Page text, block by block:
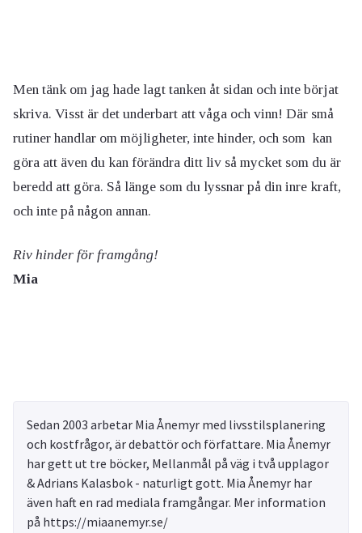
Men tänk om jag hade lagt tanken åt sidan och inte börjat
skriva. Visst är det underbart att våga och vinn! Där små
rutiner handlar om möjligheter, inte hinder, och som kan
göra att även du kan förändra ditt liv så mycket som du är
beredd att göra. Så länge som du lyssnar på din inre kraft,
och inte på någon annan.
Riv hinder för framgång!
Mia
Sedan 2003 arbetar Mia Ånemyr med livsstilsplanering
och kostfrågor, är debattör och författare. Mia Ånemyr
har gett ut tre böcker, Mellanmål på väg i två upplagor
& Adrians Kalasbok - naturligt gott. Mia Ånemyr har
även haft en rad mediala framgångar. Mer information
på https://miaanemyr.se/